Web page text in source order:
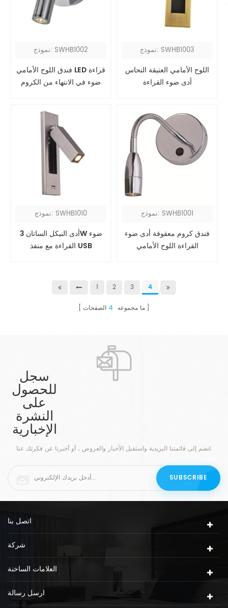
نموذج: SWHB1002
فندق اللوح الأمامي LED قراءة
ضوء في الانتهاء من الكروم
نموذج: SWHB1003
اللوح الأمامي العتيقة النحاس
أدى ضوء القراءة
نموذج: SWHB1010
أدى النيكل الساتان 3W ضوء
القراءة مع منفذ USB
نموذج: SWHB1001
فندق كروم معقوفة أدى ضوء
القراءة اللوح الأمامي
1 2 3 4
ما مجموعه 4 الصفحات
سجل
للحصول
على
النشرة
الإخبارية
انضم إلى قائمتنا البريدية واستقبل الأخبار والعروض ، أو أخبرنا عن فكرتك عنا.
اتصل بنا
شركة
العلامات الساخنة
ارسل رسالة